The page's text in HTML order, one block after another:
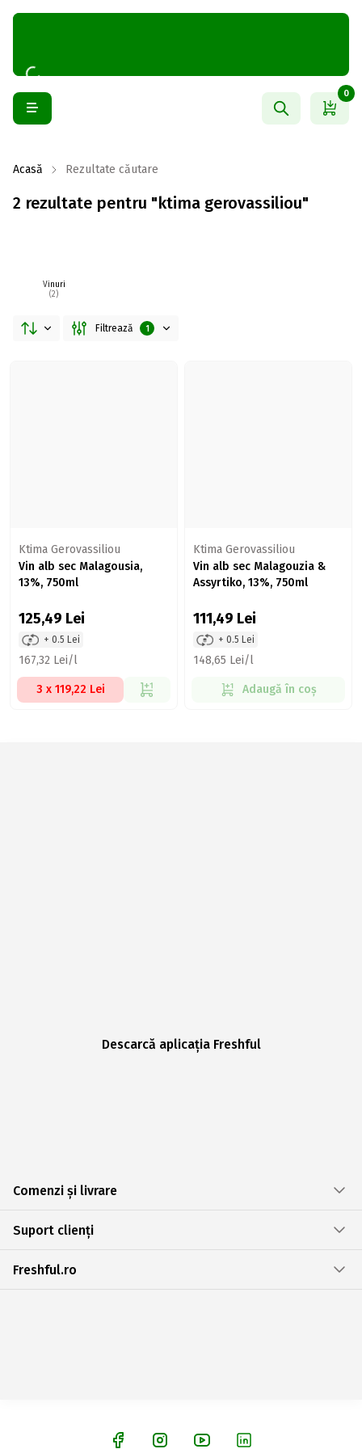
0
Acasă Rezultate căutare
2 rezultate pentru "ktima gerovassiliou"
Vinuri
(2)
Filtrează 1
Ktima Gerovassiliou
Vin alb sec Malagousia,
13%, 750ml
125,49 Lei
+ 0.5 Lei
167,32 Lei/l
3 x 119,22 Lei
Ktima Gerovassiliou
Vin alb sec Malagouzia &
Assyrtiko, 13%, 750ml
111,49 Lei
+ 0.5 Lei
148,65 Lei/l
Adaugă în coș
Descarcă aplicația Freshful
Comenzi și livrare
Suport clienți
Freshful.ro